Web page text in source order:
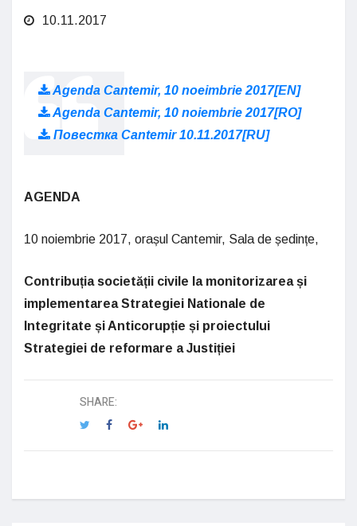
10.11.2017
Agenda Cantemir, 10 noeimbrie 2017[EN]
Agenda Cantemir, 10 noiembrie 2017[RO]
Повестка Cantemir 10.11.2017[RU]
AGENDA
10 noiembrie 2017, orașul Cantemir, Sala de ședințe,
Contribuția societății civile la monitorizarea și
implementarea Strategiei Nationale de
Integritate și Anticorupție și proiectului
Strategiei de reformare a Justiției
SHARE: